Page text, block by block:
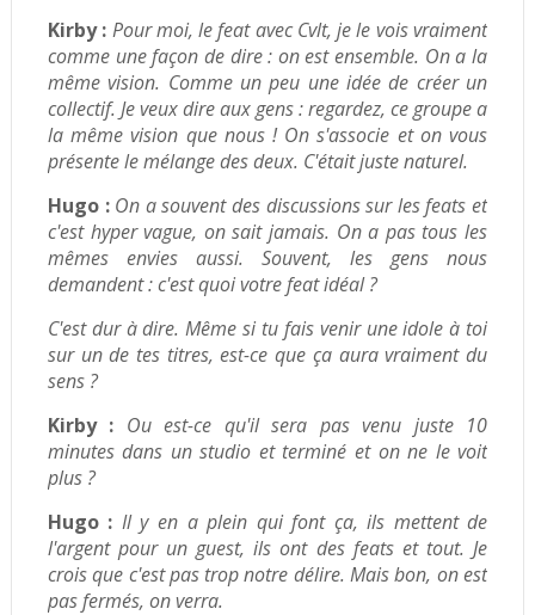
Kirby : Pour moi, le feat avec Cvlt, je le vois vraiment
comme une façon de dire : on est ensemble. On a la
même vision. Comme un peu une idée de créer un
collectif. Je veux dire aux gens : regardez, ce groupe a
la même vision que nous ! On s'associe et on vous
présente le mélange des deux. C'était juste naturel.
Hugo : On a souvent des discussions sur les feats et
c'est hyper vague, on sait jamais. On a pas tous les
mêmes envies aussi. Souvent, les gens nous
demandent : c'est quoi votre feat idéal ?
C'est dur à dire. Même si tu fais venir une idole à toi
sur un de tes titres, est-ce que ça aura vraiment du
sens ?
Kirby : Ou est-ce qu'il sera pas venu juste 10
minutes dans un studio et terminé et on ne le voit
plus ?
Hugo : Il y en a plein qui font ça, ils mettent de
l'argent pour un guest, ils ont des feats et tout. Je
crois que c'est pas trop notre délire. Mais bon, on est
pas fermés, on verra.